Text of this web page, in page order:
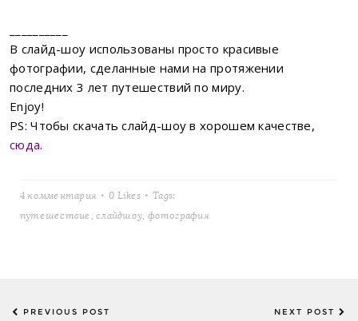
В слайд-шоу использованы просто красивые
фотографии, сделанные нами на протяжении
последних 3 лет путешествий по миру.
Enjoy!
PS: Чтобы скачать слайд-шоу в хорошем качестве,
сюда.
4 комментария 0 Likes
Tags:
путешествие,слайдшоу, фотография
Post
PREVIOUS POST
NEXT POST